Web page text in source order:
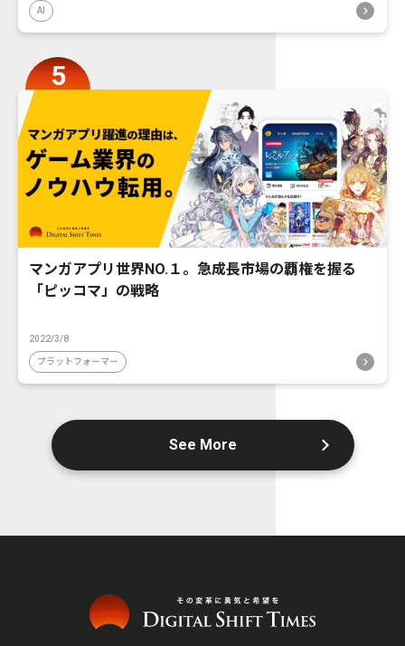
AI
マンガアプリ世界NO.１。急成長市場の覇権を握る
「ピッコマ」の戦略
2022/3/8
プラットフォーマー
See More